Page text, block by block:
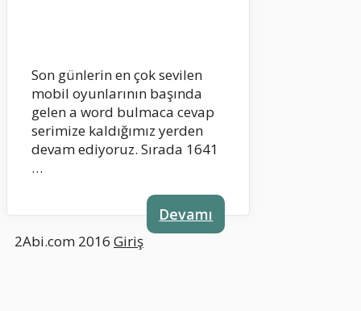
Son günlerin en çok sevilen
mobil oyunlarının başında
gelen a word bulmaca cevap
serimize kaldığımız yerden
devam ediyoruz. Sırada 1641
…
Devamı
2Abi.com 2016 Giriş